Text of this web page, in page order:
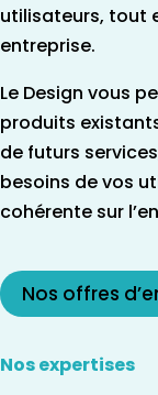
utilisateurs, tout
entreprise.
Le Design vous
produits
de futurs
besoins de vos
cohérente sur
Nos offres
Nos expertises